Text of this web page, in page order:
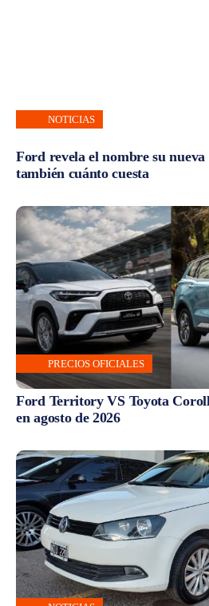
NOTICIAS
Ford revela el nombre su
también cuánto cuesta
PRECIOS OFICIALES
Ford Territory VS Toyota
en agosto de 2026